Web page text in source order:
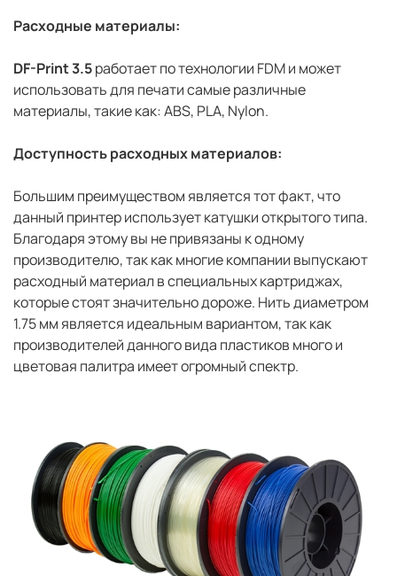
Расходные материалы:
DF-Print 3.5работает по технологии FDM и может
использовать для печати самые различные
материалы, такие как: ABS, PLA, Nylon.
Доступность расходных материалов:
Большим преимуществом является тот факт, что
данный принтер использует катушки открытого типа.
Благодаря этому вы не привязаны к одному
производителю, так как многие компании выпускают
расходный материал в специальных картриджах,
которые стоят значительно дороже. Нить диаметром
1.75 мм является идеальным вариантом, так как
производителей данного вида пластиков много и
цветовая палитра имеет огромный спектр.